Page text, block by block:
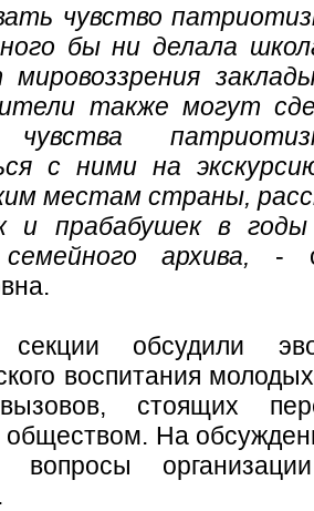
чувство
бы ни делала
также могут
чувства
с ними на
местам страны,
и прабабушек в
архива, -
секции обсудили
воспитания
стоящих
обществом. На
вопросы организации